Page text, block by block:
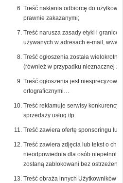
Treść nakłania odbiorcę do
prawnie zakazanymi;
Treść narusza zasady etyki i granice
używanych w adresach e-mail, www
Treść ogłoszenia została
(również w przypadku nieznacznej
Treść ogłoszenia jest
ortograficznymi…
Treść reklamuje serwisy
sprzedaży usług itp.
Treść zawiera ofertę sponsoringu lub
Treść zawiera zdjęcia lub tekst o
nieodpowiednia dla osób
zostaną zablokowani bez
Treść obraża innych Użytkowników